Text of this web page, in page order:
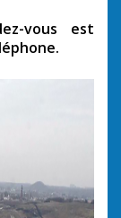
vous est